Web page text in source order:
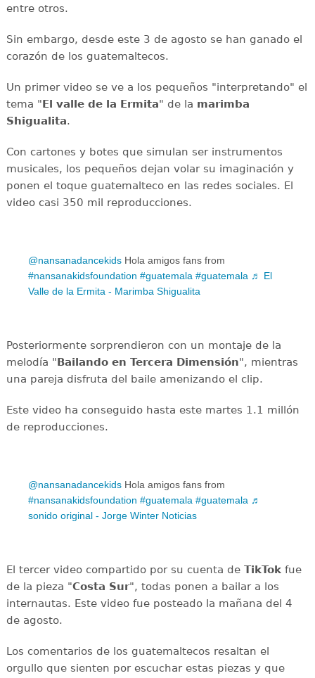
entre otros.
Sin embargo, desde este 3 de agosto se han ganado el
corazón de los guatemaltecos.
Un primer video se ve a los pequeños "interpretando" el
tema "El valle de la Ermita" de la marimba
Shigualita.
Con cartones y botes que simulan ser instrumentos
musicales, los pequeños dejan volar su imaginación y
ponen el toque guatemalteco en las redes sociales. El
video casi 350 mil reproducciones.
@nansanadancekids Hola amigos fans from
#nansanakidsfoundation #guatemala #guatemala ♬ El
Valle de la Ermita - Marimba Shigualita
Posteriormente sorprendieron con un montaje de la
melodía "Bailando en Tercera Dimensión", mientras
una pareja disfruta del baile amenizando el clip.
Este video ha conseguido hasta este martes 1.1 millón
de reproducciones.
@nansanadancekids Hola amigos fans from
#nansanakidsfoundation #guatemala #guatemala ♬
sonido original - Jorge Winter Noticias
El tercer video compartido por su cuenta de TikTokfue
de la pieza "Costa Sur", todas ponen a bailar a los
internautas. Este video fue posteado la mañana del 4
de agosto.
Los comentarios de los guatemaltecos resaltan el
orgullo que sienten por escuchar estas piezas y que